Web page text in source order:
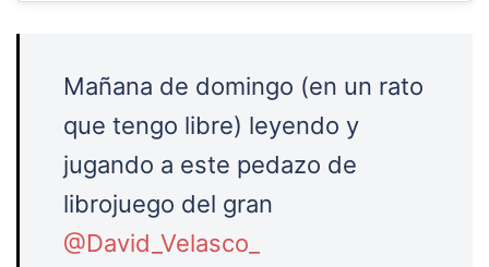
Mañana de domingo (en un rato
que tengo libre) leyendo y
jugando a este pedazo de
librojuego del gran
@David_Velasco_